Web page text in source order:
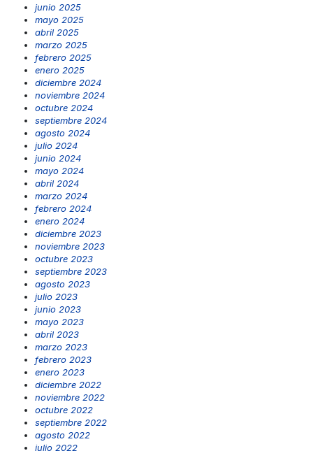
junio 2025
mayo 2025
abril 2025
marzo 2025
febrero 2025
enero 2025
diciembre 2024
noviembre 2024
octubre 2024
septiembre 2024
agosto 2024
julio 2024
junio 2024
mayo 2024
abril 2024
marzo 2024
febrero 2024
enero 2024
diciembre 2023
noviembre 2023
octubre 2023
septiembre 2023
agosto 2023
julio 2023
junio 2023
mayo 2023
abril 2023
marzo 2023
febrero 2023
enero 2023
diciembre 2022
noviembre 2022
octubre 2022
septiembre 2022
agosto 2022
julio 2022